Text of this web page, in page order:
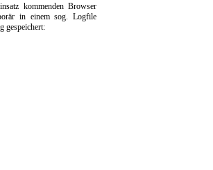
kommenden Browser
in einem sog. Logfile
gespeichert: